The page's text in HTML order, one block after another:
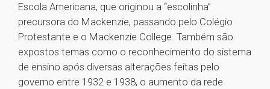
Escola Americana, que originou a “escolinha”
precursora do Mackenzie, passando pelo Colégio
Protestante e o Mackenzie College. Também são
expostos temas como o reconhecimento do sistema
de ensino após diversas alterações feitas pelo
governo entre 1932 e 1938, o aumento da rede